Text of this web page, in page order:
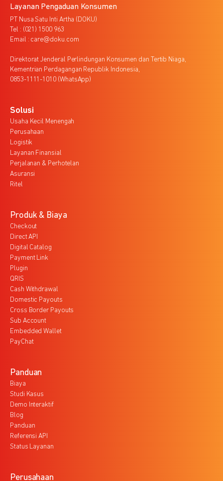
Layanan Pengaduan Konsumen
PT Nusa Satu Inti Artha (DOKU)
Tel : (021) 1500 963
Email : care@doku.com
Direktorat Jenderal Perlindungan Konsumen dan Tertib Niaga,
Kementrian Perdagangan Republik Indonesia,
0853-1111-1010 (WhatsApp)
Solusi
Usaha Kecil Menengah
Perusahaan
Logistik
Layanan Finansial
Perjalanan & Perhotelan
Asuransi
Ritel
Produk & Biaya
Checkout
Direct API
Digital Catalog
Payment Link
Plugin
QRIS
Cash Withdrawal
Domestic Payouts
Cross Border Payouts
Sub Account
Embedded Wallet
PayChat
Panduan
Biaya
Studi Kasus
Demo Interaktif
Blog
Panduan
Referensi API
Status Layanan
Perusahaan